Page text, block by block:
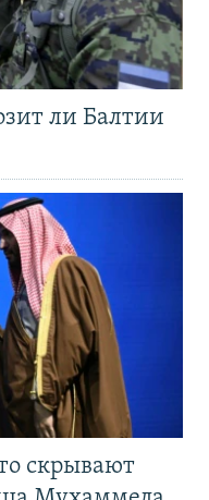
ли Балтии
скрывают